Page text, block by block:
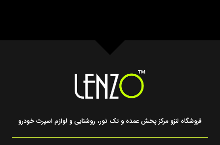
فروشگاه لنزو مرکز پخش عمده و تک نور، روشنایی و لوازم اسپرت خودرو